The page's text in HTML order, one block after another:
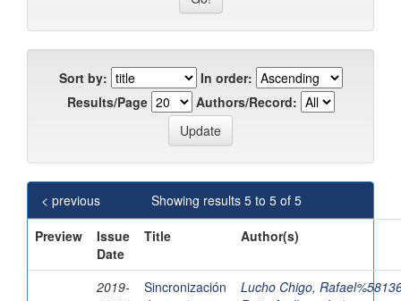
Sort by:
In order:
Results/Page
Authors/Record:
Showing results 5 to 5 of 5
< previous
Preview
Issue
Date
Title Author(s)
2019-
Sincronización
Lucho Chigo,